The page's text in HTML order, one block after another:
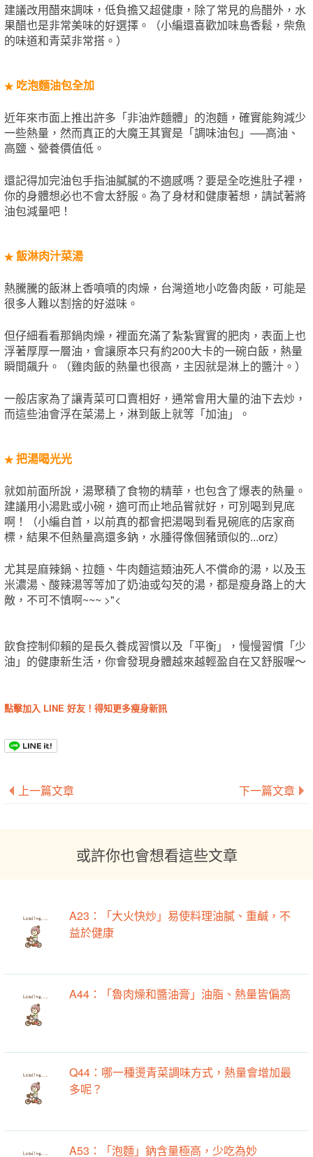
建議改用醋來調味，低負擔又超健康，除了常見的烏醋外，水
果醋也是非常美味的好選擇。（小編還喜歡加味島香鬆，柴魚
的味道和青菜非常搭。）
★ 吃泡麵油包全加
近年來市面上推出許多「非油炸麵體」的泡麵，確實能夠減少
一些熱量，然而真正的大魔王其實是「調味油包」──高油、
高鹽、營養價值低。
還記得加完油包手指油膩膩的不適感嗎？要是全吃進肚子裡，
你的身體想必也不會太舒服。為了身材和健康著想，請試著將
油包減量吧！
★ 飯淋肉汁菜湯
熱騰騰的飯淋上香噴噴的肉燥，台灣道地小吃魯肉飯，可能是
很多人難以割捨的好滋味。
但仔細看看那鍋肉燥，裡面充滿了紮紮實實的肥肉，表面上也
浮著厚厚一層油，會讓原本只有約200大卡的一碗白飯，熱量
瞬間飆升。（雞肉飯的熱量也很高，主因就是淋上的醬汁。）
一般店家為了讓青菜可口賣相好，通常會用大量的油下去炒，
而這些油會浮在菜湯上，淋到飯上就等「加油」。
★ 把湯喝光光
就如前面所說，湯聚積了食物的精華，也包含了爆表的熱量。
建議用小湯匙或小碗，適可而止地品嘗就好，可別喝到見底
啊！（小編自首，以前真的都會把湯喝到看見碗底的店家商
標，結果不但熱量高還多鈉，水腫得像個豬頭似的...orz）
尤其是麻辣鍋、拉麵、牛肉麵這類油死人不償命的湯，以及玉
米濃湯、酸辣湯等等加了奶油或勾芡的湯，都是瘦身路上的大
敵，不可不慎啊~~~ >"<
飲食控制仰賴的是長久養成習慣以及「平衡」，慢慢習慣「少
油」的健康新生活，你會發現身體越來越輕盈自在又舒服喔～
點擊加入 LINE 好友！得知更多瘦身新訊
上一篇文章 下一篇文章
或許你也會想看這些文章
A23：「大火快炒」易使料理油膩、重鹹，不
益於健康
A44：「魯肉燥和醬油膏」油脂、熱量皆偏高
Q44：哪一種燙青菜調味方式，熱量會增加最
多呢？
A53：「泡麵」鈉含量極高，少吃為妙